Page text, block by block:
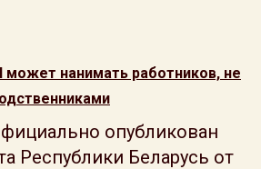
может нанимать работников, не
опубликован
Республики Беларусь от